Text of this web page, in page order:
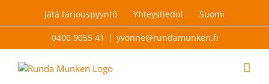
Jätä tarjouspyyntö Yhteystiedot Suomi
0400 9055 41 | yvonne@rundamunken.fi